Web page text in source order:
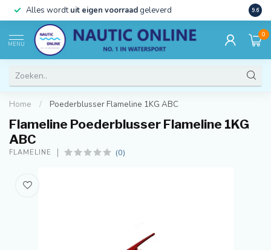
Alles wordtuit eigen voorraad geleverd 9.6
MENU
0
Home / Poederblusser Flameline 1KG ABC
Flameline Poederblusser Flameline 1KG
ABC
FLAMELINE (0)